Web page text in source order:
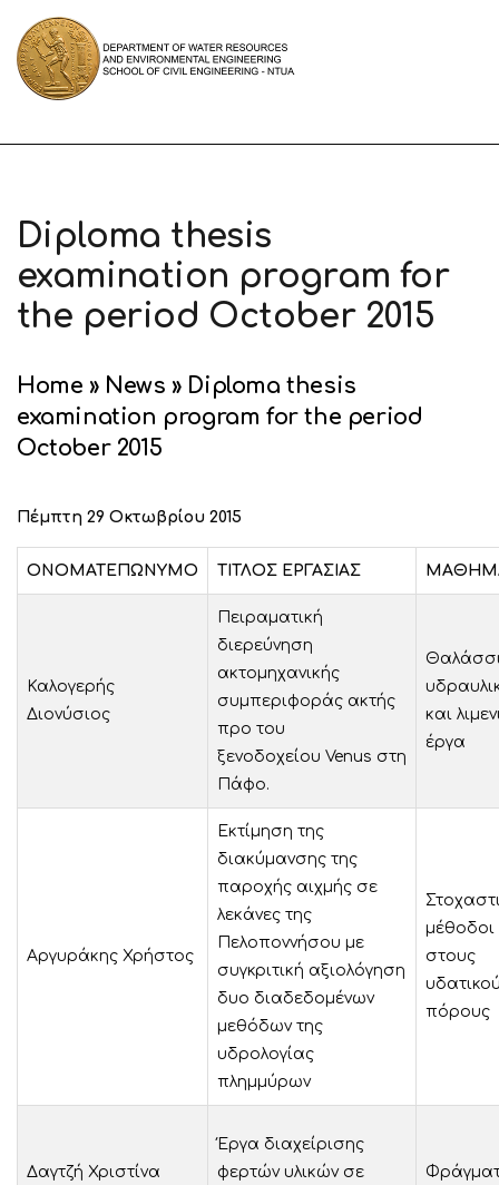
Diploma thesis
examination program for
the period October 2015
Home » News » Diploma thesis
examination program for the period
October 2015
Πέμπτη 29 Οκτωβρίου 2015
ΟΝΟΜΑΤΕΠΩΝΥΜΟ ΤΙΤΛΟΣ ΕΡΓΑΣΙΑΣ
Καλογερής
Διονύσιος
Πειραματική
διερεύνηση
ακτομηχανικής
συμπεριφοράς ακτής
προ του
ξενοδοχείου Venus στη
Πάφο.
και
έργα
Αργυράκης Χρήστος
Εκτίμηση της
διακύμανσης της
παροχής αιχμής σε
λεκάνες της
Πελοποννήσου με
συγκριτική αξιολόγηση
δυο διαδεδομένων
μεθόδων της
υδρολογίας
πλημμύρων
μέθοδοι
στους
πόρους
Δαγτζή Χριστίνα
Έργα διαχείρισης
φερτών υλικών σε